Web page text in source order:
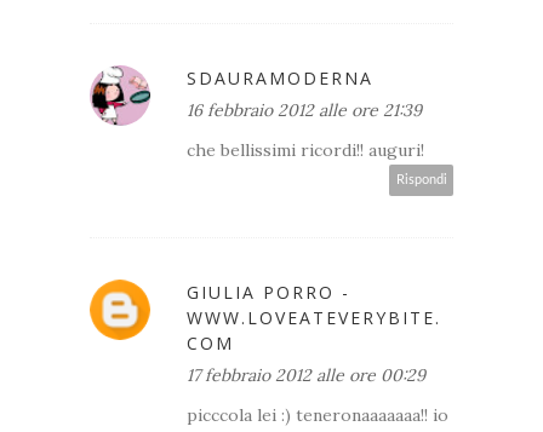
SDAURAMODERNA
16 febbraio 2012 alle ore 21:39
che bellissimi ricordi!! auguri!
Rispondi
GIULIA PORRO -
WWW.LOVEATEVERYBITE.
COM
17 febbraio 2012 alle ore 00:29
picccola lei :) teneronaaaaaaa!! io